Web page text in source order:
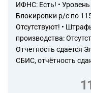
ИФНС: Есть! •
Блокировки р/с по
Отсутствуют! •
производства:
Отчетность сдается
СБИС, отчётность